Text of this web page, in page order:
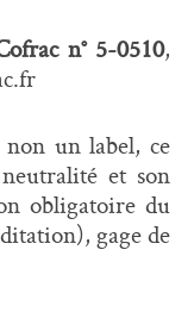
n° 5-0510,
un label, ce
et son
obligatoire du
gage de